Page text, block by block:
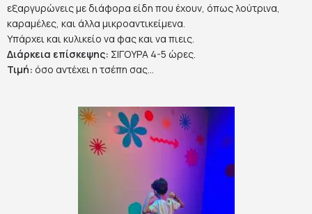
εξαργυρώνεις με διάφορα είδη που έχουν, όπως λούτρινα,
καραμέλες, και άλλα μικροαντικείμενα.
Υπάρχει και κυλικείο να φας και να πιεις.
Διάρκεια επίσκεψης: ΣΙΓΟΥΡΑ 4-5 ώρες.
Τιμή: όσο αντέχει η τσέπη σας…